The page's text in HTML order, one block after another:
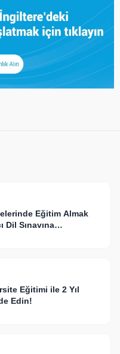
Eğitim Almak
Dil Sınavına
Eğitimi ile 2 Yıl
Edin!